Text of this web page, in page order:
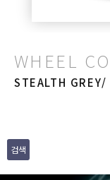
WHEEL
STEALTH GREY/
검색